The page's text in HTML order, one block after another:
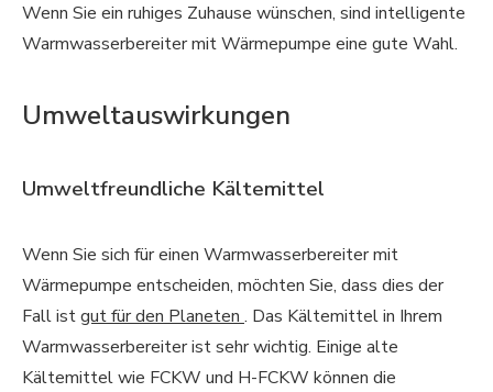
Wenn Sie ein ruhiges Zuhause wünschen, sind intelligente
Warmwasserbereiter mit Wärmepumpe eine gute Wahl.
Umweltauswirkungen
Umweltfreundliche Kältemittel
Wenn Sie sich für einen Warmwasserbereiter mit
Wärmepumpe entscheiden, möchten Sie, dass dies der
Fall istgut für den Planeten . Das Kältemittel in Ihrem
Warmwasserbereiter ist sehr wichtig. Einige alte
Kältemittel wie FCKW und H-FCKW können die